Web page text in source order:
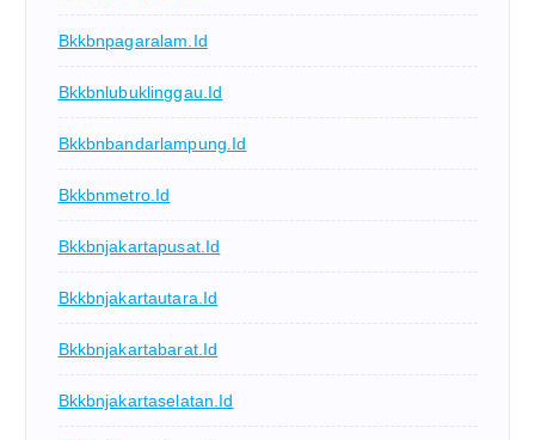
Bkkbnpagaralam.id
Bkkbnlubuklinggau.id
Bkkbnbandarlampung.id
Bkkbnmetro.id
Bkkbnjakartapusat.id
Bkkbnjakartautara.id
Bkkbnjakartabarat.id
Bkkbnjakartaselatan.id